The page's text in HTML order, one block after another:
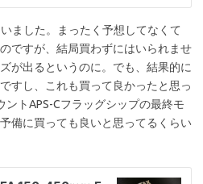
ました。まったく予想してなくて
ですが、結局買わずにはいられませ
が出るというのに。でも、結果的に
すし、これも買って良かったと思っ
ントAPS-Cフラッグシップの最終モ
備に買っても良いと思ってるくらい